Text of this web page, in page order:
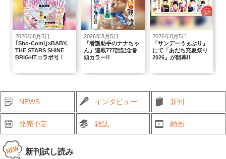
2026年8月5日
｢Sho-Comi｣×BABY,
THE STARS SHINE
BRIGHTコラボ号！
2026年8月5日
『看護助手のナナちゃ
ん』連載777話記念巻
頭カラー!!
2026年8月5日
「サンデーうぇぶり」
にて「あだち充夏祭り
2026」が開幕!!
NEWS インタビュー 新刊
発売予定 雑誌 動画
新刊試し読み